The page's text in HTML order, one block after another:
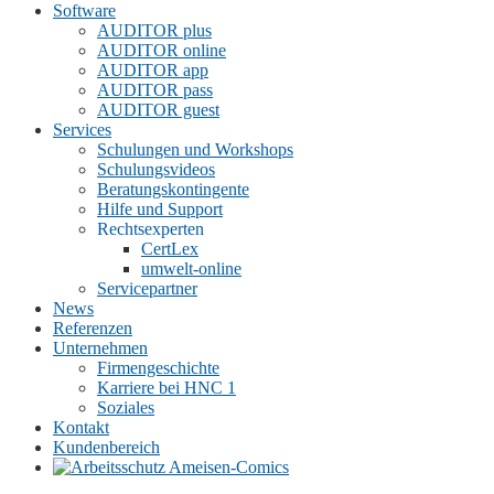
Software
AUDITOR plus
AUDITOR online
AUDITOR app
AUDITOR pass
AUDITOR guest
Services
Schulungen und Workshops
Schulungsvideos
Beratungskontingente
Hilfe und Support
Rechtsexperten
CertLex
umwelt-online
Servicepartner
News
Referenzen
Unternehmen
Firmengeschichte
Karriere bei HNC 1
Soziales
Kontakt
Kundenbereich